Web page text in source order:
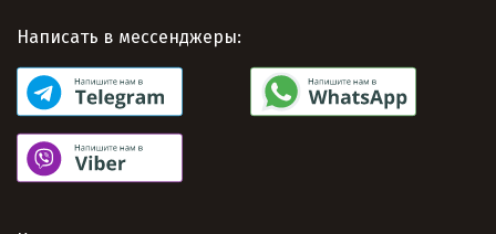
Написать в мессенджеры: